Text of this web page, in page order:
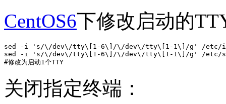
CentOS6下修改启动的
sed -i 's/\/dev\/tty\[1-6\]/\/dev\/tty\[1-1\]/g' /
sed -i 's/\/dev\/tty\[1-6\]/\/dev\/tty\[1-1\]/g' /etc/
#修改为启动1个TTY
关闭指定终端：